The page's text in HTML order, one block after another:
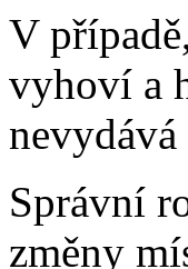
V
vyhoví a
Správní
změny